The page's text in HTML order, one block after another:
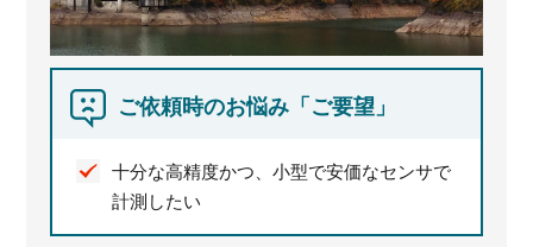
ご依頼時のお悩み「ご要望」
十分な高精度かつ、小型で安価なセンサで
計測したい